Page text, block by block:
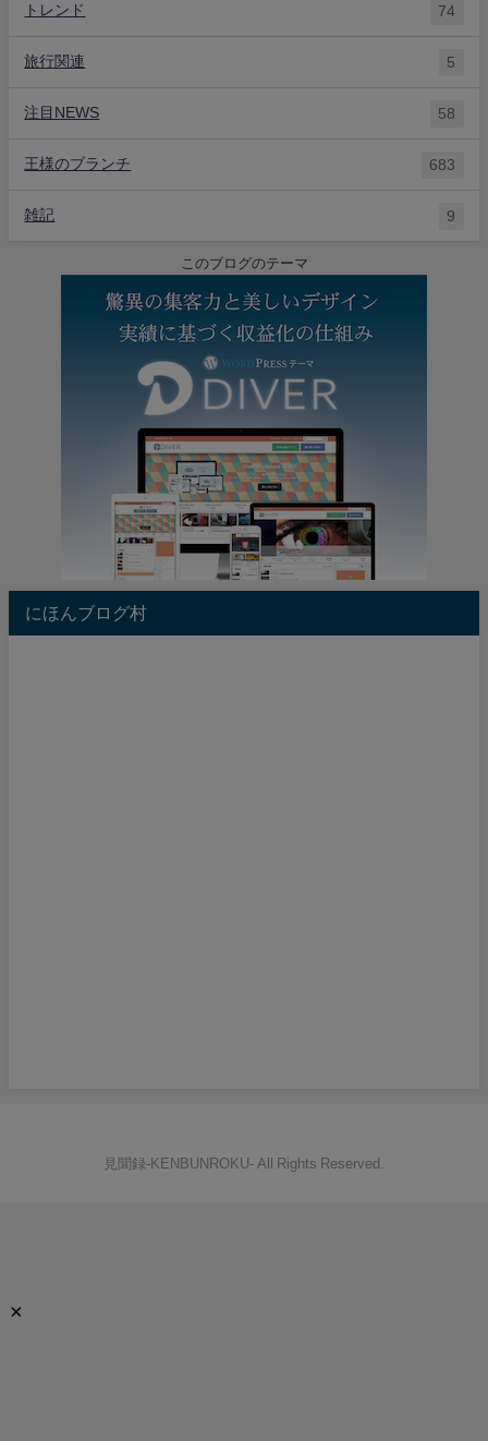
トレンド 74
旅行関連 5
注目NEWS 58
王様のブランチ 683
雑記 9
このブログのテーマ
にほんブログ村
見聞録‐KENBUNROKU- All Rights Reserved.
×